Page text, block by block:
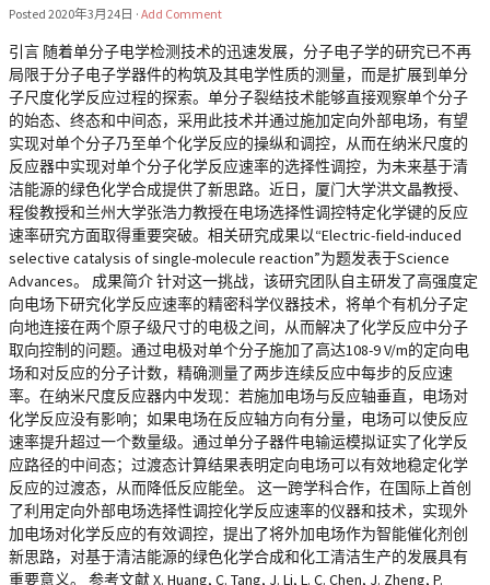
Posted 2020年3月24日 · Add Comment
引言 随着单分子电学检测技术的迅速发展，分子电子学的研究已不再
局限于分子电子学器件的构筑及其电学性质的测量，而是扩展到单分
子尺度化学反应过程的探索。单分子裂结技术能够直接观察单个分子
的始态、终态和中间态，采用此技术并通过施加定向外部电场，有望
实现对单个分子乃至单个化学反应的操纵和调控，从而在纳米尺度的
反应器中实现对单个分子化学反应速率的选择性调控，为未来基于清
洁能源的绿色化学合成提供了新思路。近日，厦门大学洪文晶教授、
程俊教授和兰州大学张浩力教授在电场选择性调控特定化学键的反应
速率研究方面取得重要突破。相关研究成果以“Electric-field-induced
selective catalysis of single-molecule reaction”为题发表于Science
Advances。 成果简介 针对这一挑战，该研究团队自主研发了高强度定
向电场下研究化学反应速率的精密科学仪器技术，将单个有机分子定
向地连接在两个原子级尺寸的电极之间，从而解决了化学反应中分子
取向控制的问题。通过电极对单个分子施加了高达108-9 V/m的定向电
场和对反应的分子计数，精确测量了两步连续反应中每步的反应速
率。在纳米尺度反应器内中发现：若施加电场与反应轴垂直，电场对
化学反应没有影响；如果电场在反应轴方向有分量，电场可以使反应
速率提升超过一个数量级。通过单分子器件电输运模拟证实了化学反
应路径的中间态；过渡态计算结果表明定向电场可以有效地稳定化学
反应的过渡态，从而降低反应能垒。 这一跨学科合作，在国际上首创
了利用定向外部电场选择性调控化学反应速率的仪器和技术，实现外
加电场对化学反应的有效调控，提出了将外加电场作为智能催化剂创
新思路，对基于清洁能源的绿色化学合成和化工清洁生产的发展具有
重要意义。 参考文献 X. Huang, C. Tang, J. Li, L. C. Chen, J. Zheng, P.